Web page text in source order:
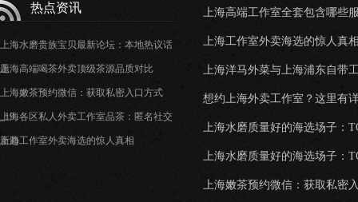
热点资讯
上海水磨贵族宝贝最新论坛：本地热议话
题
上海高端喝茶外卖顶级茶源品质对比
上海嫩茶预约微信：获取私密入口方式
_19
上海各区私人外卖工作室品茶：匿名社交
新趋
上海工作室外卖海选的惊人真相
上海高端工作室全套包含哪些
上海工作室外卖海选的惊人真
上海洋马外菜与上海浦东自带
想约上海外卖工作室？这里有
上海水磨质量好的海选场子：
上海水磨质量好的海选场子：
上海嫩茶预约微信：获取私密